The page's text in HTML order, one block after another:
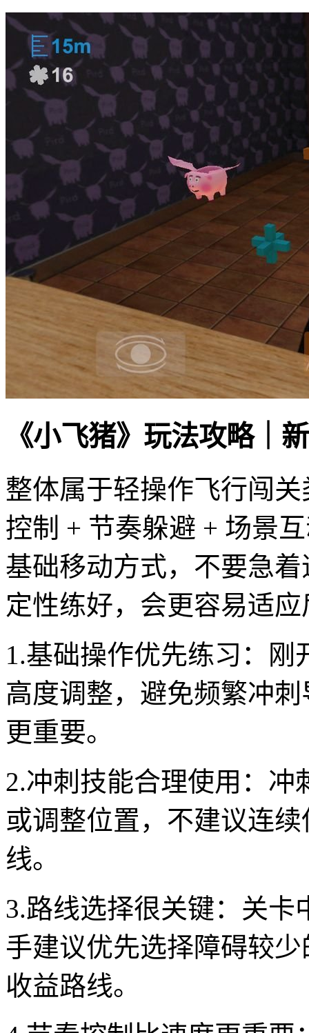
《小飞猪》玩法攻略｜
整体属于轻操作飞行闯
控制 + 节奏躲避 + 场景
基础移动方式，不要急
定性练好，会更容易适
1.基础操作优先练习：
高度调整，避免频繁冲
更重要。
2.冲刺技能合理使用：
或调整位置，不建议连
线。
3.路线选择很关键：关
手建议优先选择障碍较
收益路线。